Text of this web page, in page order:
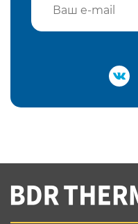
Подтвердить e-
Вы соглашаетесь с